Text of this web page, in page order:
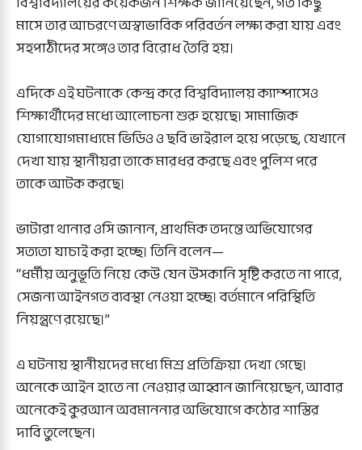
মাসে তার আচরণে অস্বাভাবিক পরিবর্তন লক্ষ্য করা যায় এবং
সহপাঠীদের সঙ্গেও তার বিরোধ তৈরি হয়।
এদিকে এই ঘটনাকে কেন্দ্র করে বিশ্ববিদ্যালয় ক্যাম্পাসেও
শিক্ষার্থীদের মধ্যে আলোচনা শুরু হয়েছে। সামাজিক
যোগাযোগমাধ্যমে ভিডিও ও ছবি ভাইরাল হয়ে পড়েছে, যেখানে
দেখা যায় স্থানীয়রা তাকে মারধর করছে এবং পুলিশ পরে
তাকে আটক করছে।
ভাটারা থানার ওসি জানান, প্রাথমিক তদন্তে অভিযোগের
সত্যতা যাচাই করা হচ্ছে। তিনি বলেন—
“ধর্মীয় অনুভূতি নিয়ে কেউ যেন উসকানি সৃষ্টি করতে না পারে,
সেজন্য আইনগত ব্যবস্থা নেওয়া হচ্ছে। বর্তমানে পরিস্থিতি
নিয়ন্ত্রণে রয়েছে।”
এ ঘটনায় স্থানীয়দের মধ্যে মিশ্র প্রতিক্রিয়া দেখা গেছে।
অনেকে আইন হাতে না নেওয়ার আহ্বান জানিয়েছেন, আবার
অনেকেই কুরআন অবমাননার অভিযোগে কঠোর শাস্তির
দাবি তুলেছেন।